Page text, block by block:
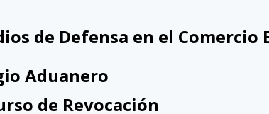
de Defensa en el Comercio
Aduanero
de Revocación